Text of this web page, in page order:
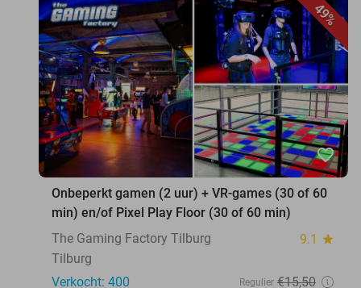
49%
favorite_border
Onbeperkt gamen (2 uur) + VR-games (30 of 60
min) en/of Pixel Play Floor (30 of 60 min)
The Gaming Factory Tilburg
9.1 star
Tilburg
Verkocht: 400
Regulier €15,50